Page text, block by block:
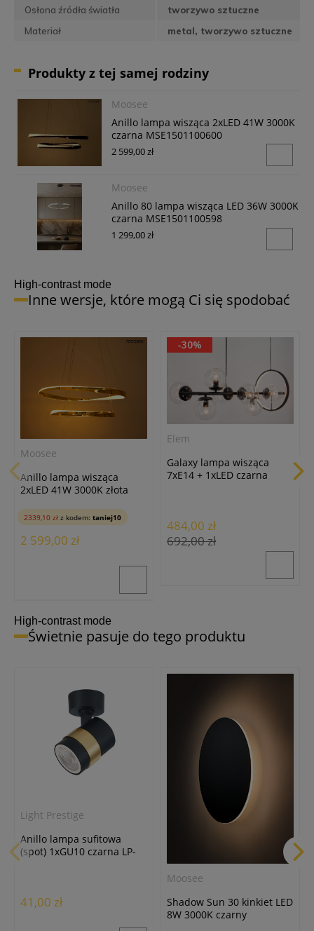
Osłona źródła światła
tworzywo sztuczne
Materiał
metal, tworzywo sztuczne
Produkty z tej samej rodziny
Moosee
Anillo lampa wisząca 2xLED 41W 3000K
czarna MSE1501100600
2 599,00 zł
Moosee
Anillo 80 lampa wisząca LED 36W 3000K
czarna MSE1501100598
1 299,00 zł
High-contrast mode
Inne wersje, które mogą Ci się spodobać
Moosee
Anillo lampa wisząca
2xLED 41W 3000K złota
2339,10 zł z kodem: taniej10
2 599,00 zł
Elem
Galaxy lampa wisząca
7xE14 + 1xLED czarna
484,00 zł
692,00 zł
-30%
High-contrast mode
Świetnie pasuje do tego produktu
Light Prestige
Anillo lampa sufitowa
(spot) 1xGU10 czarna LP-
41,00 zł
Moosee
Shadow Sun 30 kinkiet LED
8W 3000K czarny